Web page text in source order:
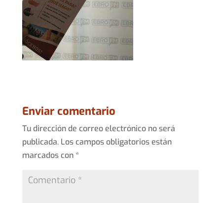
Enviar comentario
Tu dirección de correo electrónico no será
publicada. Los campos obligatorios están
marcados con *